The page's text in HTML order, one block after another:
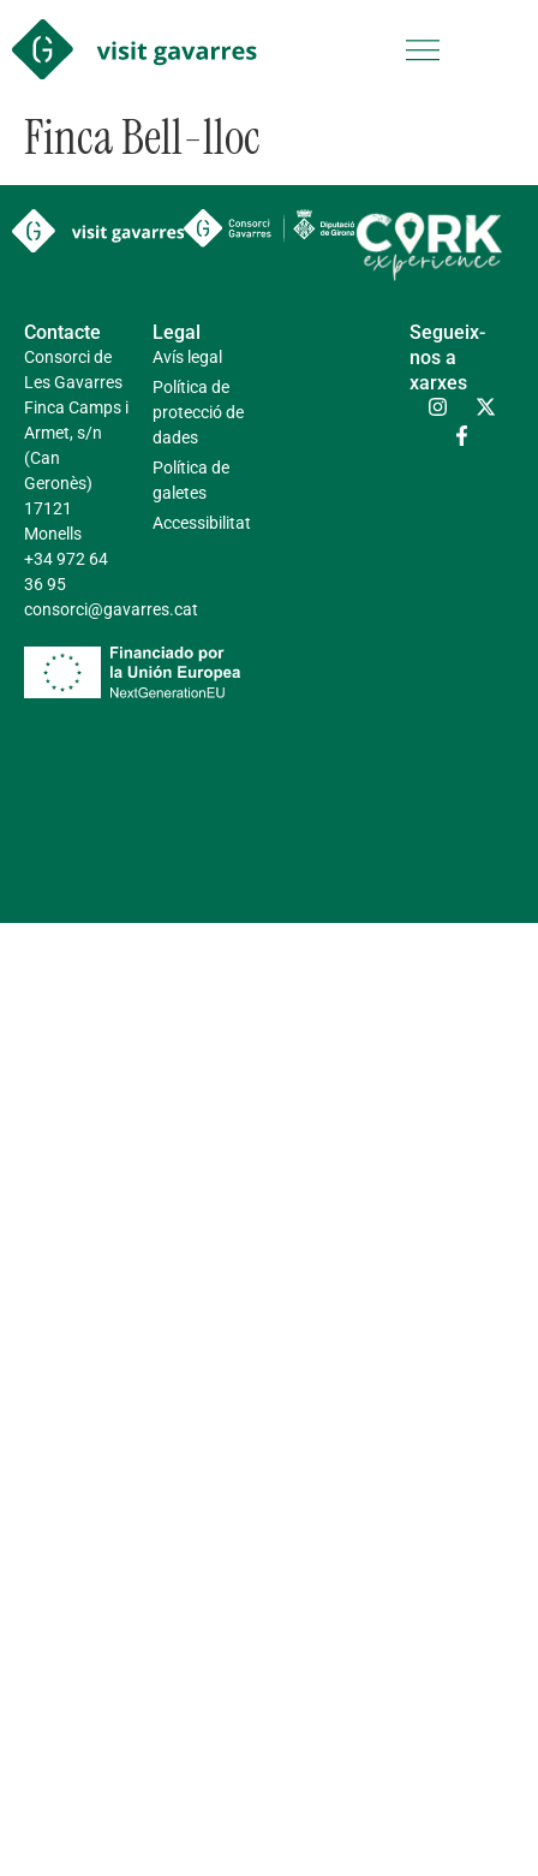
Finca Bell-lloc
Contacte
Consorci de
Les Gavarres
Finca Camps i
Armet, s/n
(Can
Geronès)
17121
Monells
+34 972 64
36 95
consorci@gavarres.cat
Legal
Avís legal
Política de
protecció de
dades
Política de
galetes
Accessibilitat
Segueix-
nos a
xarxes